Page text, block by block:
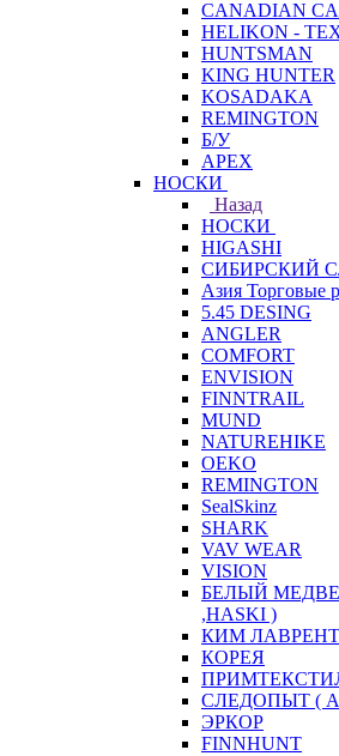
CANADIAN
HELIKON -
HUNTSMAN
KING HUNTER
KOSADAKA
REMINGTON
Б/У
APEX
НОСКИ
Назад
НОСКИ
HIGASHI
СИБИРСКИЙ
Азия Торговые
5.45 DESING
ANGLER
COMFORT
ENVISION
FINNTRAIL
MUND
NATUREHIKE
OEKO
REMINGTON
SealSkinz
SHARK
VAV WEAR
VISION
БЕЛЫЙ
,HASKI )
КИМ
КОРЕЯ
СЛЕДОПЫТ (
ЭРКОР
FINNHUNT